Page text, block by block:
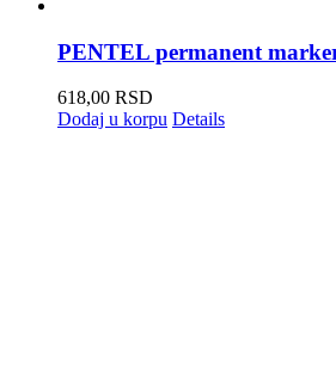
PENTEL permanent
618,00 RSD
Dodaj u korpu Details